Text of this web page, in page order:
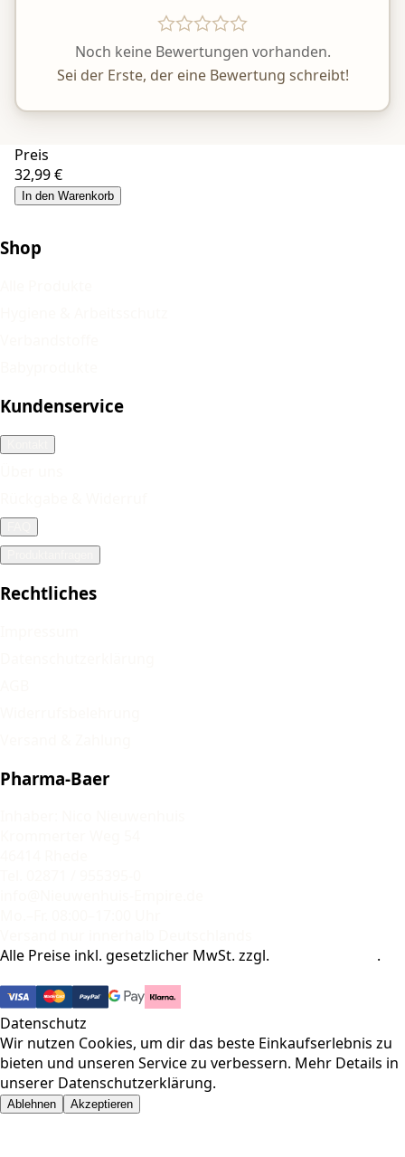
Noch keine Bewertungen vorhanden.
Sei der Erste, der eine Bewertung schreibt!
Preis
32,99 €
In den Warenkorb
Shop
Kundenservice
Rechtliches
Pharma-Baer
Alle Preise inkl. gesetzlicher MwSt. zzgl.
.
Datenschutz
Wir nutzen Cookies, um dir das beste Einkaufserlebnis zu
bieten und unseren Service zu verbessern. Mehr Details in
unserer Datenschutzerklärung.
Ablehnen Akzeptieren